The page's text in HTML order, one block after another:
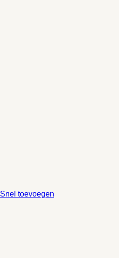
Snel toevoegen